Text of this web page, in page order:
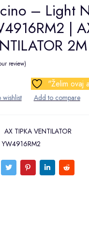
– Light
|
review
"Želim ovaj
AX TIPKA VENTILATOR
YW4916RM2